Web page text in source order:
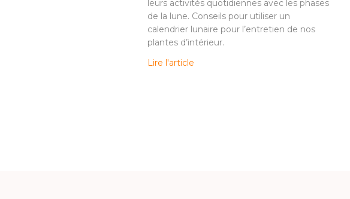
leurs activités quotidiennes avec les phases
de la lune. Conseils pour utiliser un
calendrier lunaire pour l’entretien de nos
plantes d’intérieur.
Lire l'article